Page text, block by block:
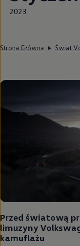
2023
Strona Główna Świat
Przed światową
limuzyny
kamuflażu